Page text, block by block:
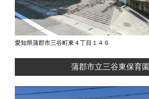
愛知県蒲郡市三谷町東４丁目１４６
蒲郡市立三谷東保育園